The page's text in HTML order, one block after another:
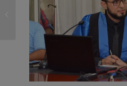
Innovación Educativa Consejo Social
2017